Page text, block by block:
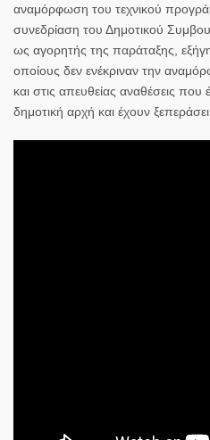
αναμόρφωση του τεχνικού
συνεδρίαση του Δημοτικού
ως αγορητής της παράταξης,
οποίους δεν ενέκριναν την
και στις απευθείας αναθέσεις
δημοτική αρχή και έχουν